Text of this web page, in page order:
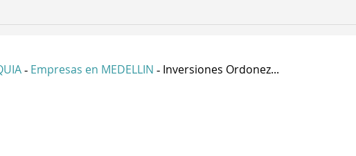
- Empresas en MEDELLIN - Inversiones Ordonez...